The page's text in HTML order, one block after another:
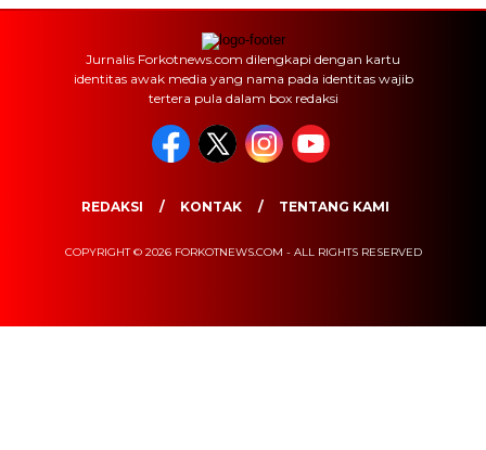
Jurnalis Forkotnews.com dilengkapi dengan kartu
identitas awak media yang nama pada identitas wajib
tertera pula dalam box redaksi
REDAKSI KONTAK TENTANG KAMI
COPYRIGHT © 2026 FORKOTNEWS.COM - ALL RIGHTS RESERVED